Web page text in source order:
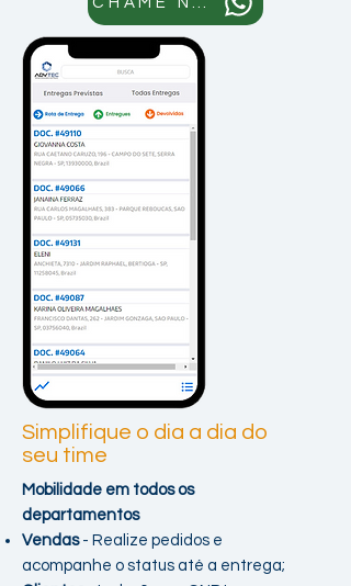
Simplifique o dia a dia do
seu time
Mobilidade em todos os
departamentos
Vendas - Realize pedidos e
acompanhe o status até a entrega;